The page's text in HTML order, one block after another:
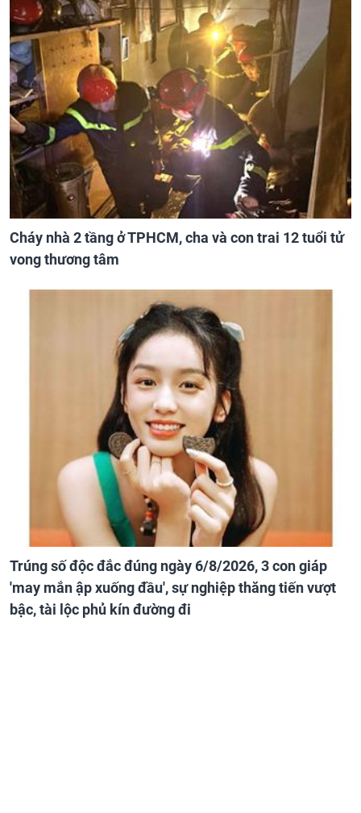
Cháy nhà 2 tầng ở TPHCM, cha và con trai 12 tuổi tử
vong thương tâm
Trúng số độc đắc đúng ngày 6/8/2026, 3 con giáp
'may mắn ập xuống đầu', sự nghiệp thăng tiến vượt
bậc, tài lộc phủ kín đường đi